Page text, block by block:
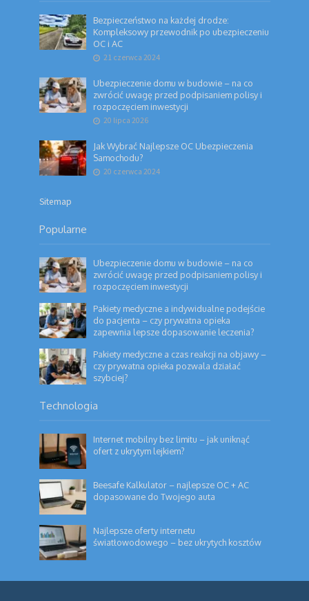
Bezpieczeństwo na każdej drodze:
Kompleksowy przewodnik po ubezpieczeniu
OC i AC
21 czerwca 2024
Ubezpieczenie domu w budowie – na co
zwrócić uwagę przed podpisaniem polisy i
rozpoczęciem inwestycji
20 lipca 2026
Jak Wybrać Najlepsze OC Ubezpieczenia
Samochodu?
20 czerwca 2024
Sitemap
Popularne
Ubezpieczenie domu w budowie – na co
zwrócić uwagę przed podpisaniem polisy i
rozpoczęciem inwestycji
Pakiety medyczne a indywidualne podejście
do pacjenta – czy prywatna opieka
zapewnia lepsze dopasowanie leczenia?
Pakiety medyczne a czas reakcji na objawy –
czy prywatna opieka pozwala działać
szybciej?
Technologia
Internet mobilny bez limitu – jak uniknąć
ofert z ukrytym lejkiem?
Beesafe Kalkulator – najlepsze OC + AC
dopasowane do Twojego auta
Najlepsze oferty internetu
światłowodowego – bez ukrytych kosztów